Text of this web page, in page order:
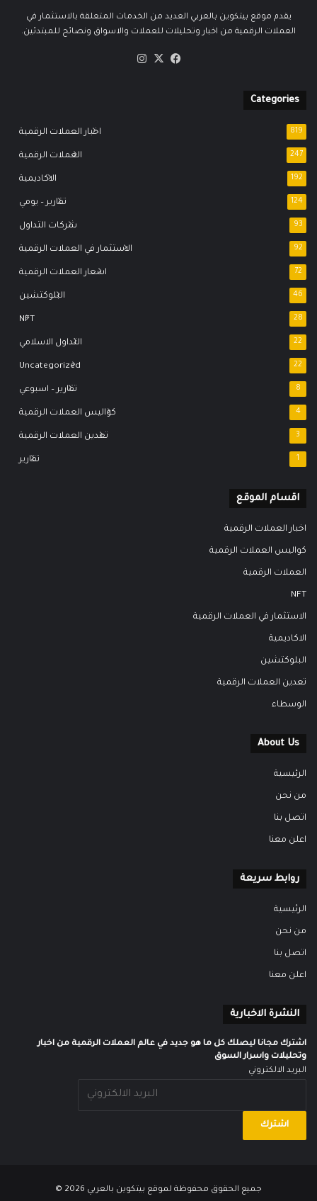
يقدم موقع بيتكوين بالعربي العديد من الخدمات المتعلقة بالاستثمار في
العملات الرقمية من اخبار وتحليلات للعملات والاسواق ونصائح للمبتدئين.
فيسبوك
‫X
Categories
اخبار العملات الرقمية 819
العملات الرقمية 247
الاكاديمية 192
تقارير – يومي 124
شركات التداول 93
الاستثمار في العملات الرقمية 92
اسعار العملات الرقمية 72
البلوكتشين 46
NFT 28
التداول الاسلامي 22
Uncategorized 22
تقارير – اسبوعي 8
كواليس العملات الرقمية 4
تعدين العملات الرقمية 3
تقارير 1
اقسام الموقع
اخبار العملات الرقمية
كواليس العملات الرقمية
العملات الرقمية
NFT
الاستثمار في العملات الرقمية
الاكاديمية
البلوكتشين
تعدين العملات الرقمية
الوسطاء
About Us
الرئيسية
من نحن
اتصل بنا
اعلن معنا
روابط سريعة
الرئيسية
من نحن
اتصل بنا
اعلن معنا
النشرة الاخبارية
اشترك مجانا ليصلك كل ما هو جديد في عالم العملات الرقمية من اخبار
وتحليلات واسرار السوق
البريد الالكتروني
جميع الحقوق محفوظة لموقع بيتكوين بالعربي